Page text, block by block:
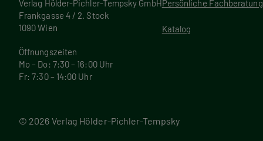
Verlag Hölder-Pichler-Tempsky GmbH
Frankgasse 4 / 2. Stock
1090 Wien
Öffnungszeiten
Mo – Do: 7:30 – 16:00 Uhr
Fr: 7:30 – 14:00 Uhr
Persönliche Fachberatung
Katalog
© 2026 Verlag Hölder-Pichler-Tempsky